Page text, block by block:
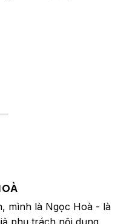
mình là Ngọc Hoà - là
phụ trách nội dung